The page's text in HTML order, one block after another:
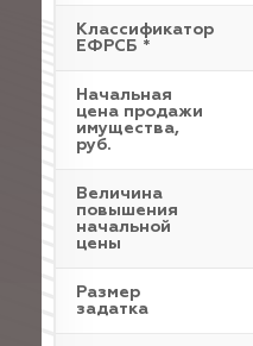
Классификатор
ЕФРСБ *
Начальная
цена продажи
имущества,
руб.
Величина
повышения
начальной
цены
Размер
задатка